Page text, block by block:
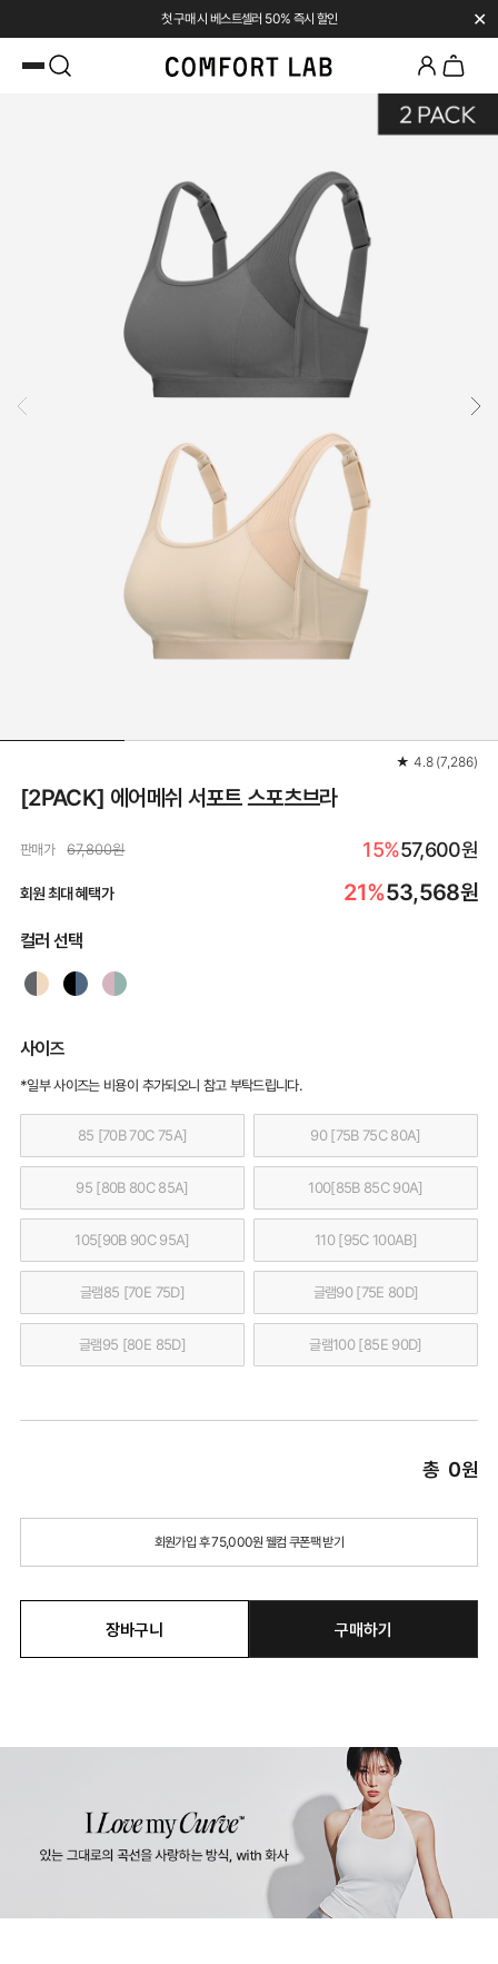
첫 구매 시 베스트셀러 50% 즉시 할인 ✕
★ 4.8 (7,286)
[2PACK] 에어메쉬 서포트 스포츠브라
판매가 67,800원 15%57,600원
회원 최대 혜택가 21%53,568원
컬러 선택
사이즈
*일부 사이즈는 비용이 추가되오니 참고 부탁드립니다.
85 [70B 70C 75A] 90 [75B 75C 80A]
95 [80B 80C 85A] 100[85B 85C 90A]
105[90B 90C 95A] 110 [95C 100AB]
글램85 [70E 75D] 글램90 [75E 80D]
글램95 [80E 85D] 글램100 [85E 90D]
총 0원
회원가입 후 75,000원 웰컴 쿠폰팩 받기
장바구니 구매하기